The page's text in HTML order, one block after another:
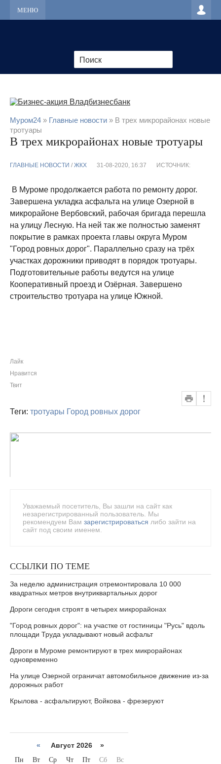
МЕНЮ
Муром24 » Главные новости » В трех микрорайонах новые
тротуары
В трех микрорайонах новые тротуары
ГЛАВНЫЕ НОВОСТИ / ЖКХ 31-08-2020, 16:37 ИСТОЧНИК:
В Муроме продолжается работа по ремонту дорог.
Завершена укладка асфальта на улице Озерной в
микрорайоне Вербовский, рабочая бригада перешла
на улицу Лесную. На ней так же полностью заменят
покрытие в рамках проекта главы округа Муром
"Город ровных дорог". Параллельно сразу на трёх
участках дорожники приводят в порядок тротуары.
Подготовительные работы ведутся на улице
Кооперативный проезд и Озёрная. Завершено
строительство тротуара на улице Южной.
Лайк
Нравится
Твит
Теги: тротуары Город ровных дорог
Уважаемый посетитель, Вы зашли на сайт как
незарегистрированный пользователь. Мы
рекомендуем Вам зарегистрироваться либо зайти на
сайт под своим именем.
ССЫЛКИ ПО ТЕМЕ
За неделю администрация отремонтировала 10 000
квадратных метров внутриквартальных дорог
Дороги сегодня строят в четырех микрорайонах
"Город ровных дорог": на участке от гостиницы "Русь" вдоль
площади Труда укладывают новый асфальт
Дороги в Муроме ремонтируют в трех микрорайонах
одновременно
На улице Озерной ограничат автомобильное движение из-за
дорожных работ
Крылова - асфальтируют, Войкова - фрезеруют
« Август 2026 »
Пн Вт Ср Чт Пт Сб Вс